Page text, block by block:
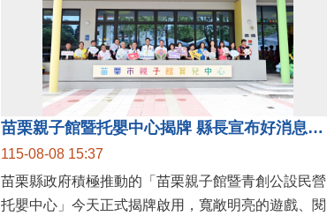
苗栗親子館暨托嬰中心揭牌 縣長宣布好消息：9月1日起調降臨時托嬰費用
115-08-08 15:37
苗栗縣政府積極推動的「苗栗親子館暨青創公設民營
托嬰中心」今天正式揭牌啟用，寬敞明亮的遊戲、閱